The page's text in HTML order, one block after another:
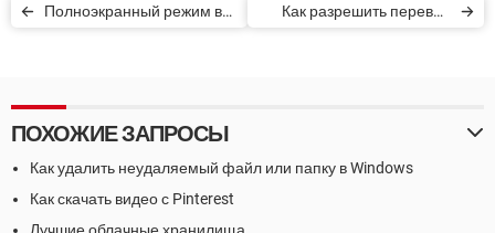
Полноэкранный режим в
Как разрешить перевод
ПОХОЖИЕ ЗАПРОСЫ
Как удалить неудаляемый файл или папку в Windows
Как скачать видео с Pinterest
Лучшие облачные хранилища